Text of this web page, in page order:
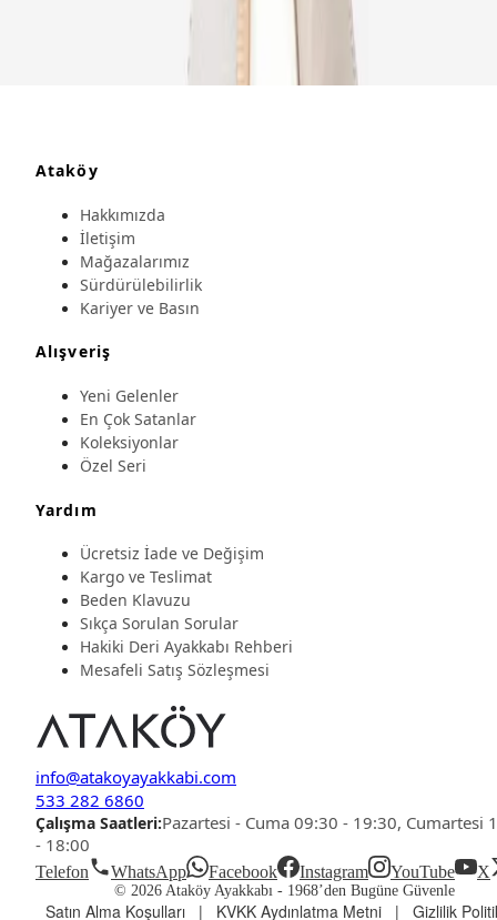
Ataköy
Hakkımızda
İletişim
Mağazalarımız
Sürdürülebilirlik
Kariyer ve Basın
Alışveriş
Yeni Gelenler
En Çok Satanlar
Koleksiyonlar
Özel Seri
Yardım
Ücretsiz İade ve Değişim
Kargo ve Teslimat
Beden Klavuzu
Sıkça Sorulan Sorular
Hakiki Deri Ayakkabı Rehberi
Mesafeli Satış Sözleşmesi
info@atakoyayakkabi.com
533 282 6860
Çalışma Saatleri:Pazartesi - Cuma 09:30 - 19:30, Cumartesi
- 18:00
Telefon WhatsApp Facebook Instagram YouTube X
© 2026 Ataköy Ayakkabı - 1968’den Bugüne Güvenle
Satın Alma Koşulları | KVKK Aydınlatma Metni | Gizlilik